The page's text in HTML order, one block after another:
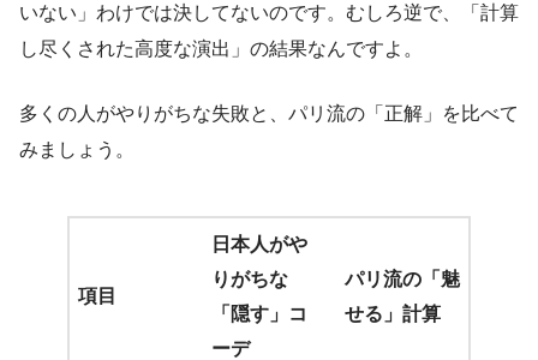
いない」わけでは決してないのです。むしろ逆で、「計算
し尽くされた高度な演出」の結果なんですよ。
多くの人がやりがちな失敗と、パリ流の「正解」を比べて
みましょう。
項目
日本人がや
りがちな
「隠す」コ
ーデ
パリ流の「魅
せる」計算